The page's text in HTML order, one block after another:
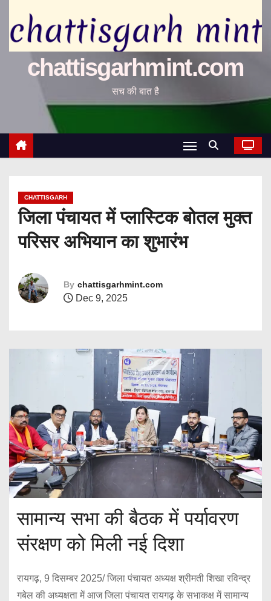
chattisgarhmint.com
सच की बात है
CHATTISGARH
जिला पंचायत में प्लास्टिक बोतल मुक्त
परिसर अभियान का शुभारंभ
By chattisgarhmint.com
Dec 9, 2025
सामान्य सभा की बैठक में पर्यावरण
संरक्षण को मिली नई दिशा
रायगढ़, 9 दिसम्बर 2025/ जिला पंचायत अध्यक्ष श्रीमती शिखा रविन्द्र
गबेल की अध्यक्षता में आज जिला पंचायत रायगढ़ के सभाकक्ष में सामान्य